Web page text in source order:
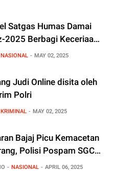
Satgas Humas Damai
2025 Berbagi Keceriaan
Anak-Anak di Distrik
NASIONAL MAY 02, 2025
Judi Online disita oleh
Polri
KRIMINAL MAY 02, 2025
Bajaj Picu Kemacetan
Polisi Pospam SGC
Situasi
NASIONAL APRIL 06, 2025